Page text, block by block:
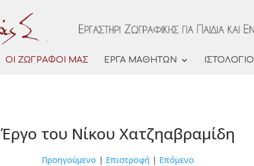
ΟΙ ΖΩΓΡΑΦΟΙ ΜΑΣ ΕΡΓΑ ΜΑΘΗΤΩΝ ΙΣΤΟΛΟΓΙΟ
Έργο του Νίκου Χατζηαβραμίδη
Προηγούμενο | Επιστροφή | Επόμενο